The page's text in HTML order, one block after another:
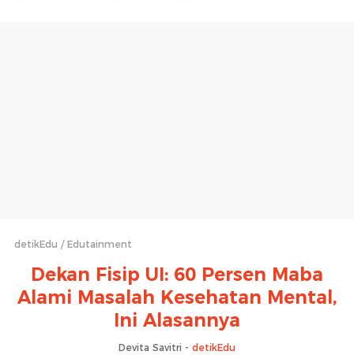
detikEdu Edutainment
Dekan Fisip UI: 60 Persen Maba
Alami Masalah Kesehatan Mental,
Ini Alasannya
Devita Savitri - detikEdu